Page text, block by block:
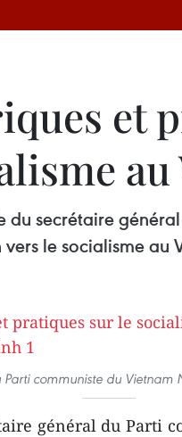
et
secrétaire
le socialisme au
communiste du Vietnam
général du Parti